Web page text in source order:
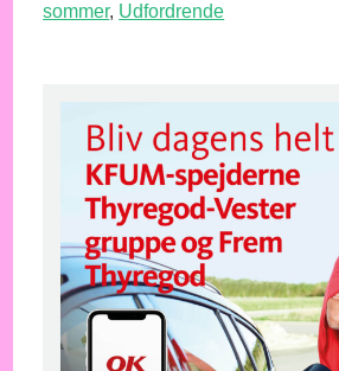
sommer, Udfordrende